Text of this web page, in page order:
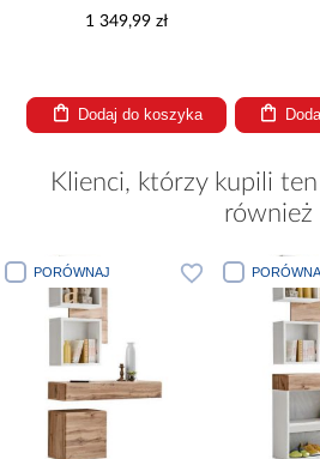
1 349,99 zł
Dodaj do koszyka
Klienci, którzy kupili
również
PORÓWNAJ